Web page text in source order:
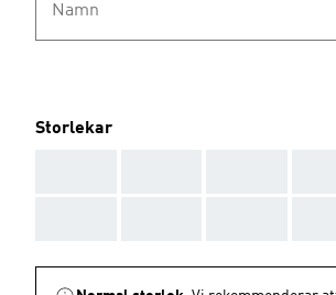
Namn
Storlekar